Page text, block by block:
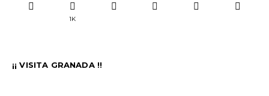
1K
¡¡ VISITA GRANADA !!